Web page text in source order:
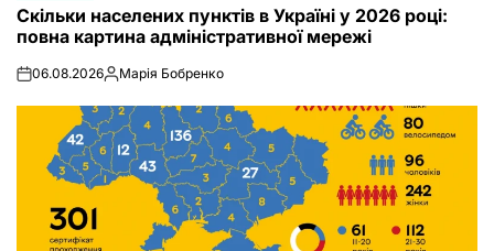
IN
Скільки населених пунктів в Україні у 2026 році:
повна картина адміністративної мережі
on06.08.2026Posted
Марія Бобренко